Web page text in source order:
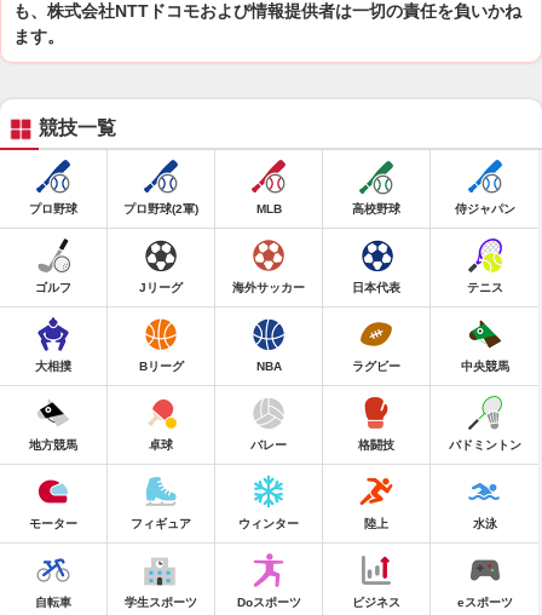
も、株式会社NTTドコモおよび情報提供者は一切の責任を負いかね
ます。
競技一覧
プロ野球 プロ野球(2軍) MLB 高校野球 侍ジャパン
ゴルフ Jリーグ 海外サッカー 日本代表 テニス
大相撲 Bリーグ NBA ラグビー 中央競馬
地方競馬 卓球 バレー 格闘技 バドミントン
モーター フィギュア ウィンター 陸上 水泳
自転車 学生スポーツ Doスポーツ ビジネス eスポーツ